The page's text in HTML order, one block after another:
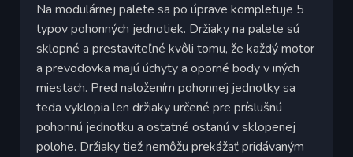
Na modulárnej palete sa po úprave kompletuje 5
typov pohonných jednotiek. Držiaky na palete sú
sklopné a prestaviteľné kvôli tomu, že každý motor
a prevodovka majú úchyty a oporné body v iných
miestach. Pred naložením pohonnej jednotky sa
teda vyklopia len držiaky určené pre príslušnú
pohonnú jednotku a ostatné ostanú v sklopenej
polohe. Držiaky tiež nemôžu prekážať pridávaným